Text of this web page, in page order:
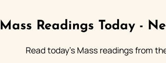
Mass Readings Today -
Read today's Mass readings from